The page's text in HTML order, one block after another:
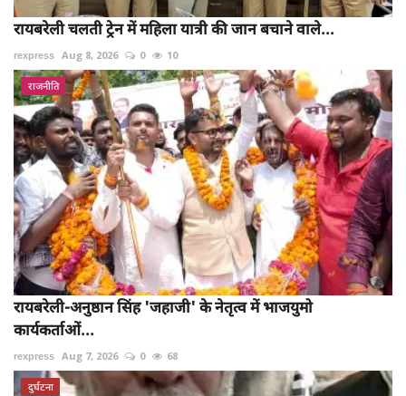
रायबरेली चलती ट्रेन में महिला यात्री की जान बचाने वाले...
rexpress Aug 8, 2026 0 10
राजनीति
रायबरेली-अनुष्ठान सिंह 'जहाजी' के नेतृत्व में भाजयुमो
कार्यकर्ताओं...
rexpress Aug 7, 2026 0 68
दुर्घटना